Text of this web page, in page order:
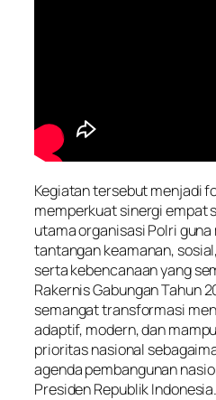
Kegiatan tersebut menjadi
memperkuat sinergi empat
utama organisasi Polri
tantangan keamanan,
serta kebencanaan yang
Rakernis Gabungan Tahun
semangat transformasi
adaptif, modern, dan
prioritas nasional
agenda pembangunan
Presiden Republik Indonesia.